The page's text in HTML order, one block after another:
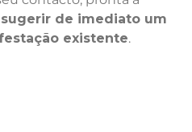
de imediato um
existente.